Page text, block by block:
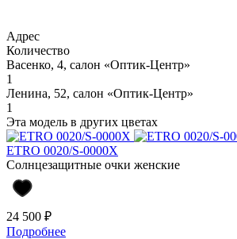
Адрес
Количество
Васенко, 4, салон «Оптик-Центр»
1
Ленина, 52, салон «Оптик-Центр»
1
Эта модель в других цветах
ETRO 0020/S-0000X
Солнцезащитные очки женские
24 500 ₽
Подробнее